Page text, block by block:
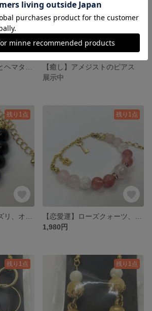
【癒し】アメジストのピアス
展示中
残り1点 残り1点
1,980円
残り1点 残り1点